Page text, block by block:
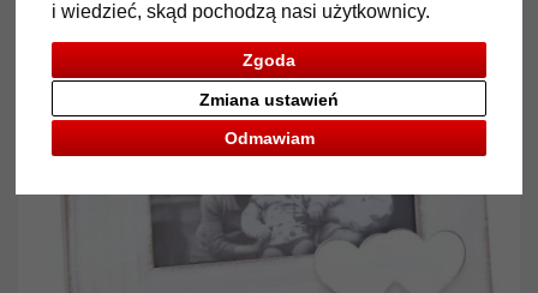
i wiedzieć, skąd pochodzą nasi użytkownicy.
Zgoda
Odmawiam
Zmiana ustawień